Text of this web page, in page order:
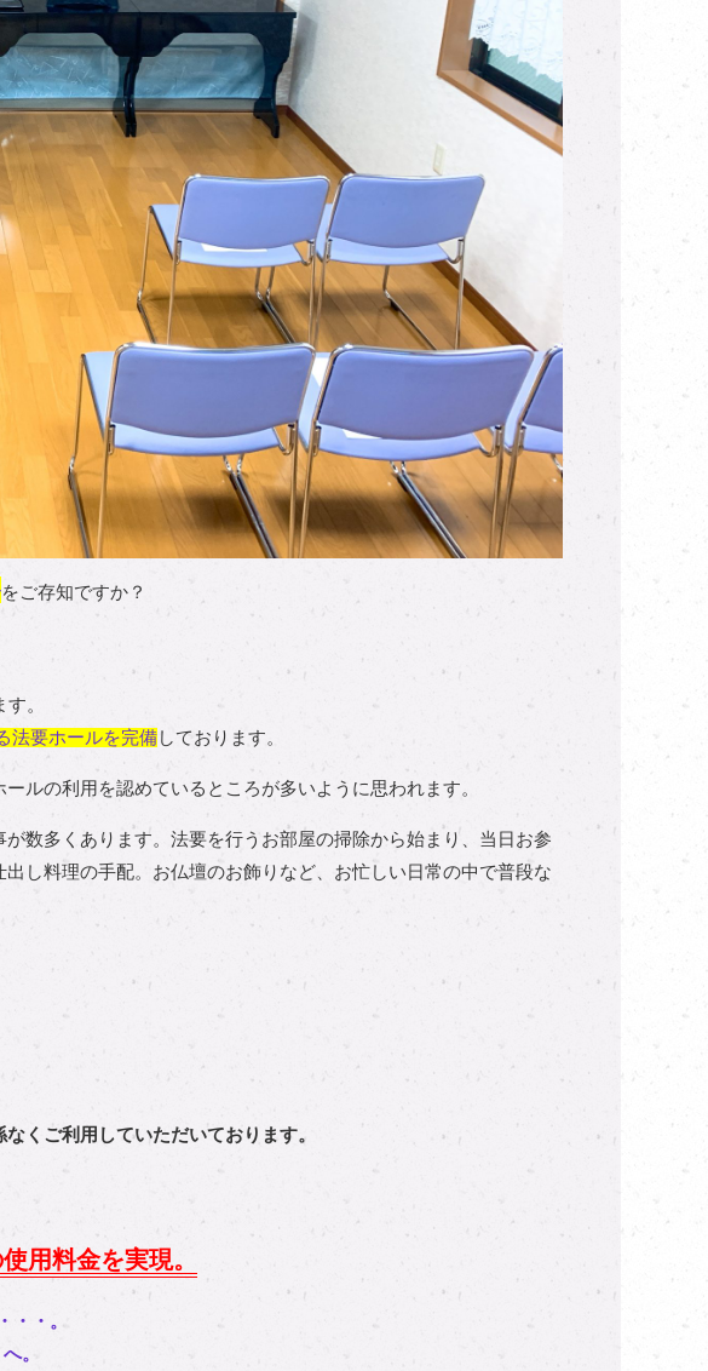
をご存知ですか？
。
法要ホールを完備しております。
ルの利用を認めているところが多いように思われます。
数多くあります。法要を行うお部屋の掃除から始まり、当日お参
し料理の手配。お仏壇のお飾りなど、お忙しい日常の中で普段な
くご利用していただいております。
用料金を実現。
・・。
。